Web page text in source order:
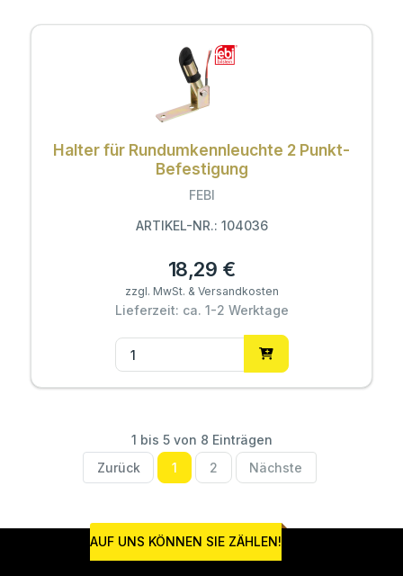
Halter für Rundumkennleuchte 2 Punkt-
Befestigung
FEBI
ARTIKEL-NR.: 104036
18,29 €
zzgl. MwSt. & Versandkosten
Lieferzeit: ca. 1-2 Werktage
1 bis 5 von 8 Einträgen
Zurück
1 2 Nächste
AUF UNS KÖNNEN SIE ZÄHLEN!